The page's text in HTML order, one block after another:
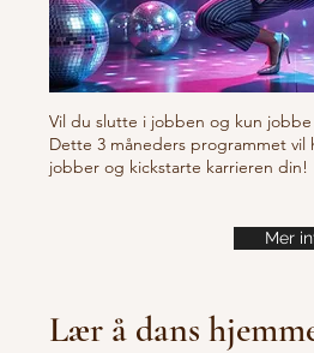
Vil du slutte i jobben og kun
Dette 3 måneders programmet
jobber og kickstarte karrieren din!
Mer
Lær å dans